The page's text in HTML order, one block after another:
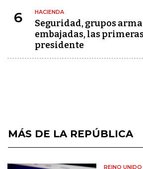
6 HACIENDA
Seguridad, grupos
embajadas, las
presidente
MÁS DE LA REPÚBLICA
REINO UNIDO